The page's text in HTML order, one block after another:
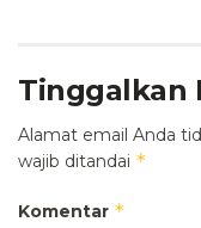
Tinggalkan
Alamat email Anda
wajib ditandai *
Komentar *